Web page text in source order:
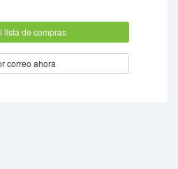
correo ahora